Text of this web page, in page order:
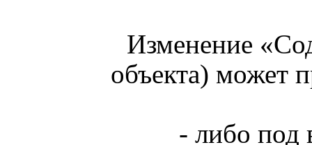
Изменение
объекта) может
- либо под